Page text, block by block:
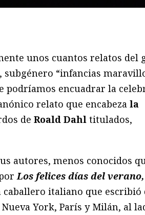
unos cuantos relatos del
subgénero “infancias
podríamos encuadrar la
relato que encabeza la
de Roald Dahl titulados,
autores, menos conocidos
Los felices días del verano,
caballero italiano que escribió
York, París y Milán, al